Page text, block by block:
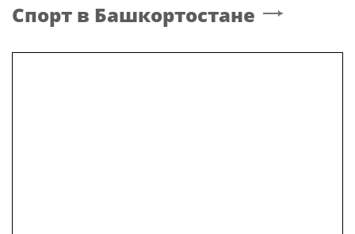
Спорт в Башкортостане